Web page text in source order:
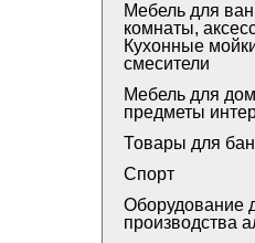
Мебель для
комнаты,
Кухонные
смесители
Мебель для
предметы
Товары для
Спорт
Оборудование
производства